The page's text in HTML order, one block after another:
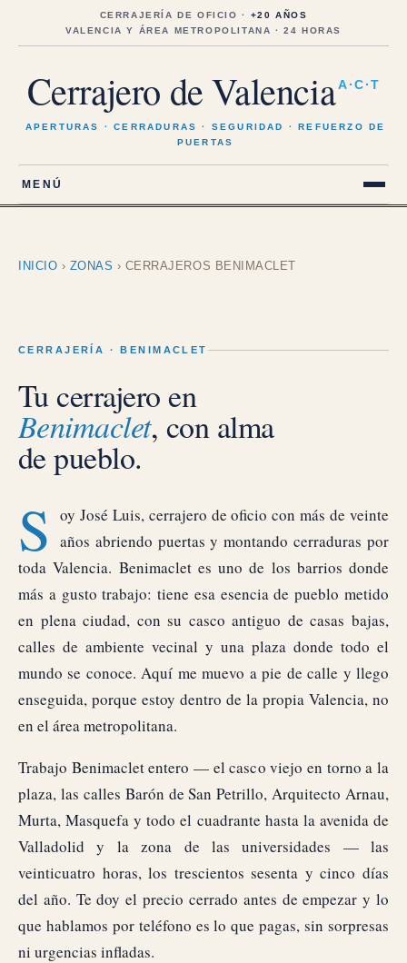
CERRAJERÍA DE OFICIO · +20 AÑOS
VALENCIA Y ÁREA METROPOLITANA · 24 HORAS
Cerrajero de Valencia A·C·T
APERTURAS · CERRADURAS · SEGURIDAD · REFUERZO DE
PUERTAS
MENÚ
INICIO › ZONAS › CERRAJEROS BENIMACLET
CERRAJERÍA · BENIMACLET
Tu cerrajero en
Benimaclet, con alma
de pueblo.
S
oy José Luis, cerrajero de oficio con más de veinte
años abriendo puertas y montando cerraduras por
toda Valencia. Benimaclet es uno de los barrios donde
más a gusto trabajo: tiene esa esencia de pueblo metido
en plena ciudad, con su casco antiguo de casas bajas,
calles de ambiente vecinal y una plaza donde todo el
mundo se conoce. Aquí me muevo a pie de calle y llego
enseguida, porque estoy dentro de la propia Valencia, no
en el área metropolitana.
Trabajo Benimaclet entero — el casco viejo en torno a la
plaza, las calles Barón de San Petrillo, Arquitecto Arnau,
Murta, Masquefa y todo el cuadrante hasta la avenida de
Valladolid y la zona de las universidades — las
veinticuatro horas, los trescientos sesenta y cinco días
del año. Te doy el precio cerrado antes de empezar y lo
que hablamos por teléfono es lo que pagas, sin sorpresas
ni urgencias infladas.